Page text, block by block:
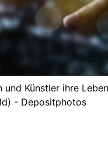
Künstler ihre
- Depositphotos